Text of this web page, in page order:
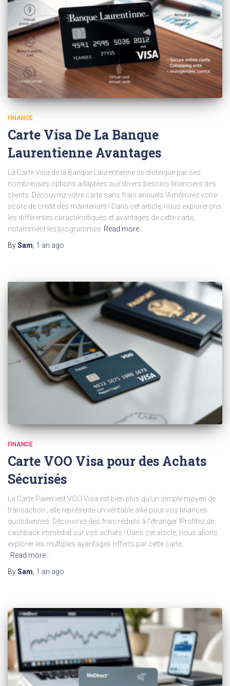
FINANCE
Carte Visa De La Banque
Laurentienne Avantages
La Carte Visa de la Banque Laurentienne se distingue par ses
nombreuses options adaptées aux divers besoins financiers des
clients. Découvrez votre carte sans frais annuels !Améliorez votre
score de crédit dès maintenant ! Dans cet article, nous explorerons
les différentes caractéristiques et avantages de cette carte,
notamment les programmes Read more…
BySam 1 an ago
FINANCE
Carte VOO Visa pour des Achats
Sécurisés
La Carte Paiement VOO Visa est bien plus qu’un simple moyen de
transaction ; elle représente un véritable allié pour vos finances
quotidiennes. Découvrez des frais réduits à l’étranger !Profitez de
cashback immédiat sur vos achats ! Dans cet article, nous allons
explorer les multiples avantages offerts par cette carte,
Read more…
BySam, 1 an ago